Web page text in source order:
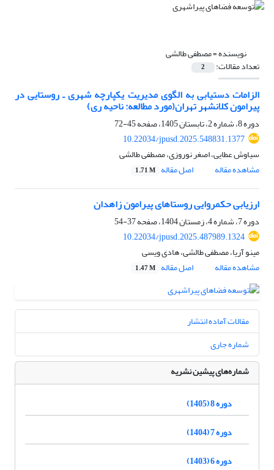
نویسنده =مصطفی طالشی
تعداد مقالات: 2
الزامات دستیابی به الگوی مدیریت یکپارچه شهری ـ روستاییدر
پیرامون کلانشهر تهران(مورد مطالعه: ناحیه ری)
دوره 8، شماره 2، تابستان 1405، صفحه
45-72
10.22034/jpusd.2025.548831.1377
سیاوش عطایی، اصغر نوروزی، مصطفی طالشی
مشاهده مقاله
اصل مقاله 1.71 M
ارزیابی حکمروایی روستاهای پیرامون زاهدان
دوره 7، شماره 4، زمستان 1404، صفحه
37-54
10.22034/jpusd.2025.487989.1324
مینو آریا، مصطفی طالشی، هادی ویسی
مشاهده مقاله
اصل مقاله 1.47 M
مقالات آماده انتشار
شماره جاری
شماره‌های پیشین نشریه
دوره 8 (1405)
دوره 7 (1404)
دوره 6 (1403)